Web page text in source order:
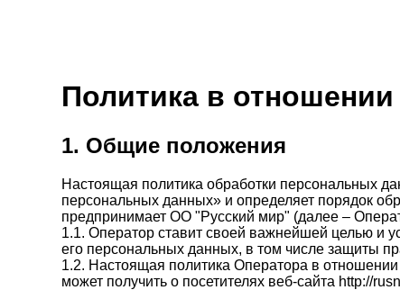
Политика в
1. Общие положения
Настоящая политика обработки персональных
персональных данных» и определяет порядок
предпринимает ОО "Русский мир" (далее –
1.1. Оператор ставит своей важнейшей целью и
его персональных данных, в том числе защиты
1.2. Настоящая политика Оператора в
может получить о посетителях веб-сайта http://